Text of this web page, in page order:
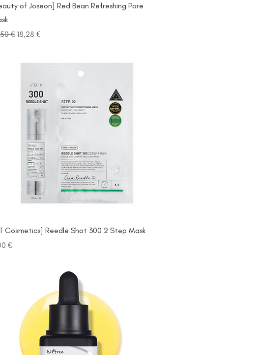
of Joseon] Red Bean Refreshing Pore
regolare
€ Prezzo scontato
18,28 €
Cosmetics] Reedle Shot 300 2 Step Mask
€